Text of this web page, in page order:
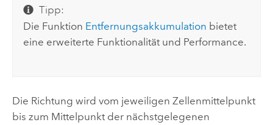
Tipp:
Die Funktion Entfernungsakkumulation bietet
eine erweiterte Funktionalität und Performance.
Die Richtung wird vom jeweiligen Zellenmittelpunkt
bis zum Mittelpunkt der nächstgelegenen